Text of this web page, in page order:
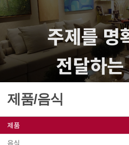
주제를 명
전달하는
I dream ofcrucial
제품/음식
제품
음식